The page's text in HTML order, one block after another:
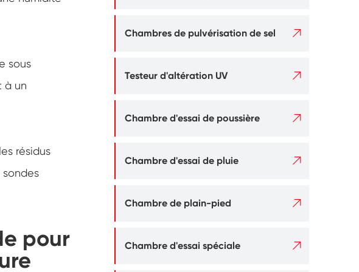
sous
à un
résidus
pour
Chambres de pulvérisation de sel 
Testeur d'altération UV 
Chambre d'essai de poussière 
Chambre d'essai de pluie 
Chambre de plain-pied 
Chambre d'essai spéciale 